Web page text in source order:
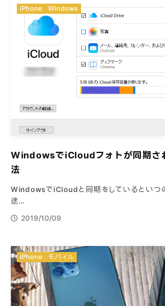
WindowsでiCloudフォトが同期さ
法
WindowsでiCloudと同期をしているといつ
途…
2019/10/09
iPhone Windows
iPhone モバイル